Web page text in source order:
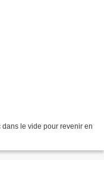
le vide pour revenir en